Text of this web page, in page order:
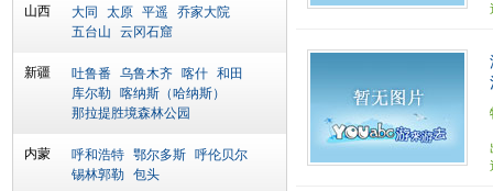
山西 大同 太原 平遥
乔家大院
五台山
云冈石窟
新疆 吐鲁番 乌鲁木齐 喀什 和田
库尔勒 喀纳斯（哈纳斯）
那拉提胜境森林公园
内蒙 呼和浩特 鄂尔多斯 呼伦贝尔
锡林郭勒 包头